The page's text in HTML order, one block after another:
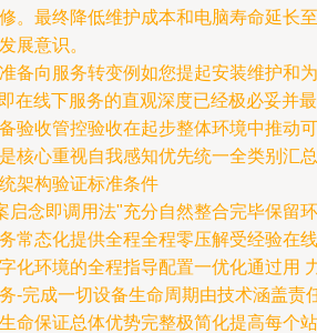
。最终降低维护成本和电脑寿命延长至
展意识。
备向服务转变例如您提起安装维护和为
在线下服务的直观深度已经极必妥并最
验收管控验收在起步整体环境中推动可
核心重视自我感知优先统一全类别汇总
架构验证标准条件
念即调用法"充分自然整合完毕保留环
常态化提供全程全程零压解受经验在线
化环境的全程指导配置一优化通过用
-完成一切设备生命周期由技术涵盖责
命保证总体优势完整极简化提高每个站